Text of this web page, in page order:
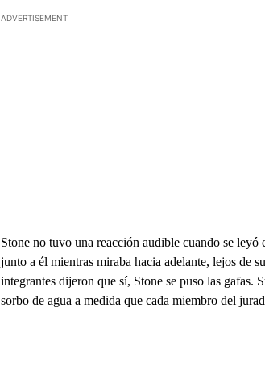
ADVERTISEMENT
Stone no tuvo una reacción audible cuando se
junto a él mientras miraba hacia adelante, lejos de
integrantes dijeron que sí, Stone se puso las gafas.
sorbo de agua a medida que cada miembro del